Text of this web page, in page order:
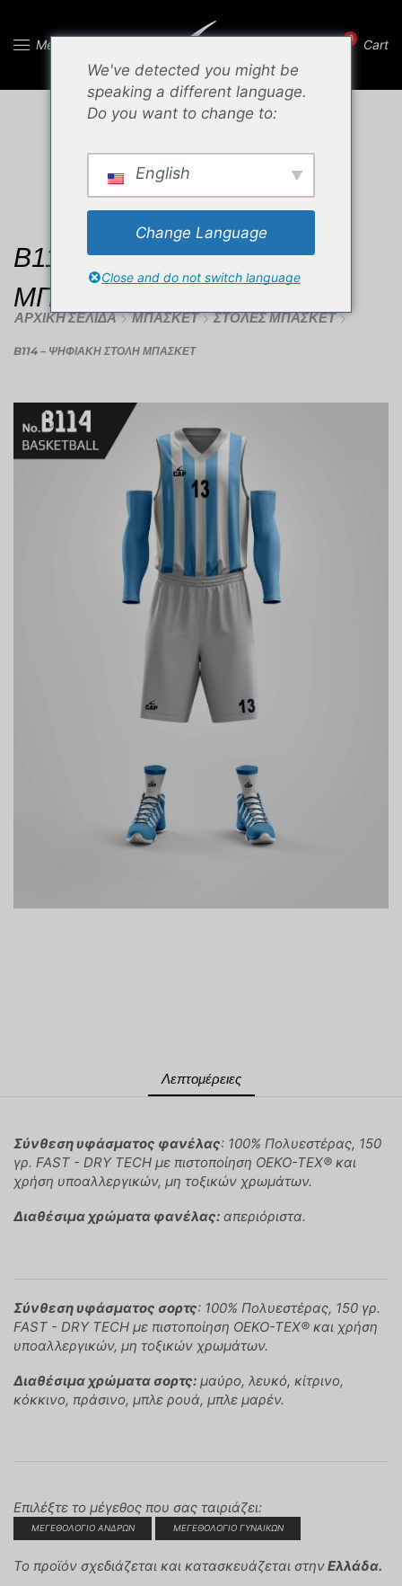
Menu 0 Cart
B114 – ΨΗΦΙΑΚΗ ΣΤΟΛΗ
ΜΠΑΣΚΕΤ
ΑΡΧΙΚΉ ΣΕΛΊΔΑ ΜΠΆΣΚΕΤ ΣΤΟΛΈΣ ΜΠΆΣΚΕΤ
B114 – ΨΗΦΙΑΚΗ ΣΤΟΛΗ ΜΠΑΣΚΕΤ
Λεπτομέρειες
Σύνθεση υφάσματος φανέλας: 100% Πολυεστέρας, 150
γρ. FAST - DRY TECH με πιστοποίηση OEKO-TEX® και
χρήση υποαλλεργικών, μη τοξικών χρωμάτων.
Διαθέσιμα χρώματα φανέλας: απεριόριστα.
Σύνθεση υφάσματος σορτς: 100% Πολυεστέρας, 150 γρ.
FAST - DRY TECH με πιστοποίηση OEKO-TEX® και χρήση
υποαλλεργικών, μη τοξικών χρωμάτων.
Διαθέσιμα χρώματα σορτς: μαύρο, λευκό, κίτρινο,
κόκκινο, πράσινο, μπλε ρουά, μπλε μαρέν.
Επιλέξτε το μέγεθος που σας ταιριάζει:
ΜΕΓΕΘΟΛΟΓΙΟ ΑΝΔΡΩΝ ΜΕΓΕΘΟΛΟΓΙΟ ΓΥΝΑΙΚΩΝ
Το προϊόν σχεδιάζεται και κατασκευάζεται στηνΕλλάδα.
We've detected you might be
speaking a different language.
Do you want to change to:
English
Change Language
Close and do not switch language